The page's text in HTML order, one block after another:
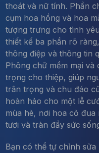
thoát và nữ tính. Phần
cụm hoa hồng và hoa
tượng trưng cho tình
thiết kế ba phần rõ
thông điệp và thông tin
Phông chữ mềm mại và
trọng cho thiệp, giúp
trân trọng và chu đáo
hoàn hảo cho một lễ
mùa hè, nơi hoa cỏ
tươi và tràn đầy sức
Bạn có thể tự chỉnh